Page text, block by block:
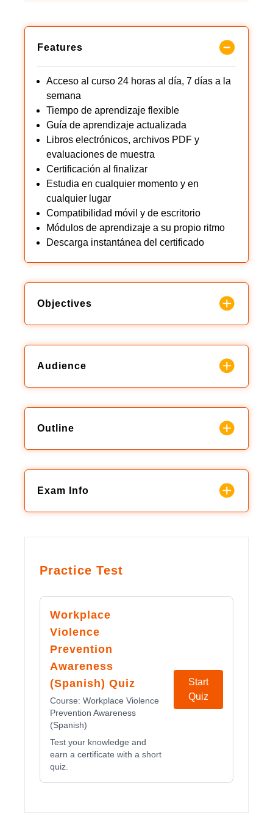
Features
Acceso al curso 24 horas al día, 7 días a la
semana
Tiempo de aprendizaje flexible
Guía de aprendizaje actualizada
Libros electrónicos, archivos PDF y
evaluaciones de muestra
Certificación al finalizar
Estudia en cualquier momento y en
cualquier lugar
Compatibilidad móvil y de escritorio
Módulos de aprendizaje a su propio ritmo
Descarga instantánea del certificado
Objectives
Audience
Outline
Exam Info
Practice Test
Workplace
Violence
Prevention
Awareness
(Spanish) Quiz
Course: Workplace Violence
Prevention Awareness
(Spanish)
Test your knowledge and
earn a certificate with a short
quiz.
Start
Quiz